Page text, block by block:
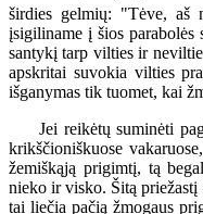
širdies gelmių: "Tėve, aš
įsigiliname į šios
santykį tarp vilties ir
apskritai suvokia vilties
išganymas tik tuomet, kai
Jei reikėtų suminėti
krikščioniškuose
žemiškąją prigimtį, tą
nieko ir visko. Šitą
tai liečia pačią žmogaus